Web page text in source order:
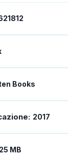
Books
2017
MB